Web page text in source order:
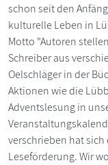
schon seit den
kulturelle Leben in
Motto "Autoren
Schreiber aus
Oelschläger in der
Aktionen wie die
Adventslesung in
verschrieben hat
Leseförderung. Wir